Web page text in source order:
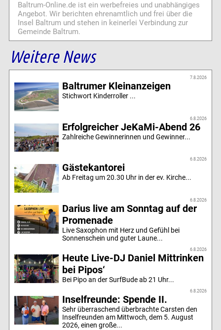
Baltrum-Online.de ist ein werbefreies und unabhängiges
Angebot. Wir berichten ehrenamtlich und frei über die
Insel Baltrum und stehen in keinerlei Verbindung zur
Gemeinde Baltrum.
Weitere News
7.8.2026
Baltrumer Kleinanzeigen
Stichwort Kinderroller ...
6.8.2026
Erfolgreicher JeKaMi-Abend 26
Zahlreiche Gewinnerinnen und Gewinner...
6.8.2026
Gästekantorei
Ab Freitag um 20.30 Uhr in der ev. Kirche...
6.8.2026
Darius live am Sonntag auf der
Promenade
Live Saxophon mit Herz und Gefühl bei
Sonnenschein und guter Laune...
6.8.2026
Heute Live-DJ Daniel Mittrinken
bei Pipos‘
Bei Pipo an der SurfBude ab 21 Uhr...
6.8.2026
Inselfreunde: Spende II.
Sehr überraschend überbrachte Carsten den
Inselfreunden am Mittwoch, dem 5. August
2026, einen große...